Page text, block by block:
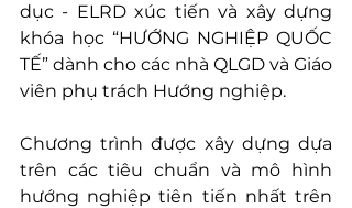
dục - ELRD xúc tiến và xây dựng
khóa học “HƯỚNG NGHIỆP QUỐC
TẾ” dành cho các nhà QLGD và Giáo
viên phụ trách Hướng nghiệp.
Chương trình được xây dựng dựa
trên các tiêu chuẩn và mô hình
hướng nghiệp tiên tiến nhất trên